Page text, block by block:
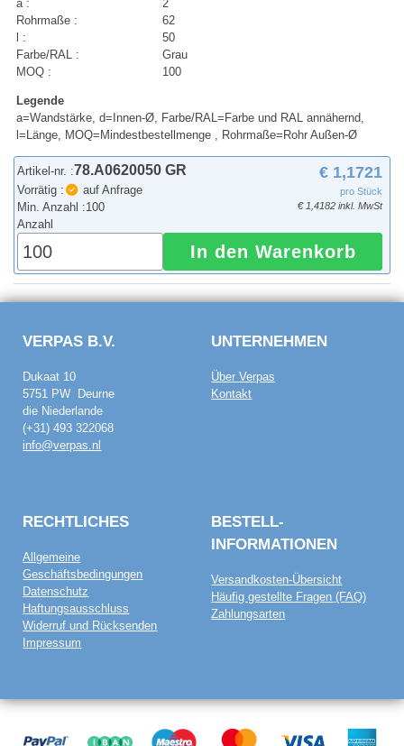
a :
2
Rohrmaße :
62
l :
50
Farbe/RAL :
Grau
MOQ :
100
Legende
a=Wandstärke, d=Innen-Ø, Farbe/RAL=Farbe und RAL annähernd,
l=Länge, MOQ=Mindestbestellmenge , Rohrmaße=Rohr Außen-Ø
Artikel-nr. :78.A0620050 GR
Vorrätig :
auf Anfrage
Min. Anzahl :100
€ 1,1721
pro Stück
€ 1,4182 inkl. MwSt
Anzahl
In den Warenkorb
VERPAS B.V.
Dukaat 10
5751 PW Deurne
die Niederlande
(+31) 493 322068
info@verpas.nl
UNTERNEHMEN
Über Verpas
Kontakt
RECHTLICHES
Allgemeine
Geschäftsbedingungen
Datenschutz
Haftungsausschluss
Widerruf und Rücksenden
Impressum
BESTELL­
INFORMATIONEN
Versandkosten-Übersicht
Häufig gestellte Fragen (FAQ)
Zahlungsarten